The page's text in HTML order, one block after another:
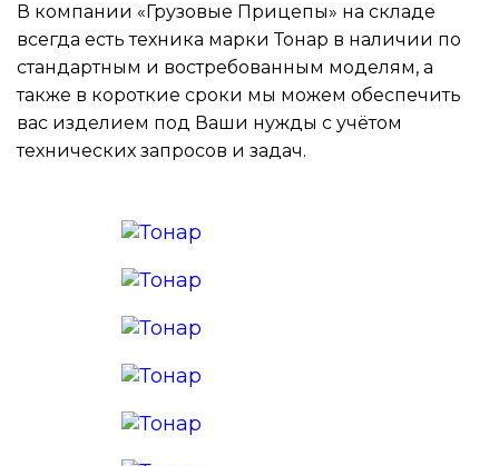
В компании «Грузовые Прицепы» на складе
всегда есть техника марки Тонар в наличии по
стандартным и востребованным моделям, а
также в короткие сроки мы можем обеспечить
вас изделием под Ваши нужды с учётом
технических запросов и задач.